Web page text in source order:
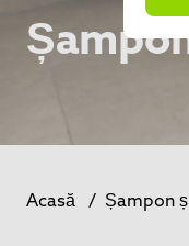
Acasă / Șampon